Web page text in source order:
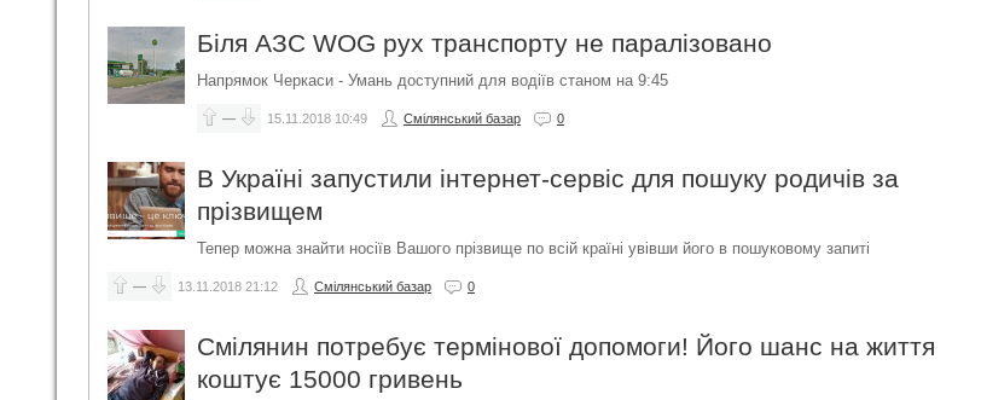
Біля АЗС WOG рух транспорту не паралізовано
Напрямок Черкаси - Умань доступний для водіїв станом на 9:45
— 15.11.2018 10:49 Смілянський базар 0
В Україні запустили інтернет-сервіс для пошуку родичів за
прізвищем
Тепер можна знайти носіїв Вашого прізвище по всій країні увівши його в пошуковому запиті
— 13.11.2018 21:12 Смілянський базар 0
Смілянин потребує термінової допомоги! Його шанс на життя
коштує 15000 гривень